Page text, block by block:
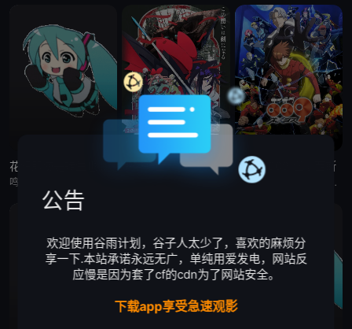
花织即使是转生也想打架 缎带骑士 人造人009 涅墨西斯
自人造人战士诞生以来，他们在半个多世纪中，一直守护着人们免受种种威胁和平的敌人的侵袭。 然而，战斗仍在继续—— 而如今，一支由9名人造人组成的集团“涅墨西斯”出现了，他们坚信——仅凭009他们，
公告
欢迎使用谷雨计划，谷子人太少了，喜欢的麻烦分
享一下.本站承诺永远无广，单纯用爱发电，网站反
应慢是因为套了cf的cdn为了网站安全。
下载app享受急速观影